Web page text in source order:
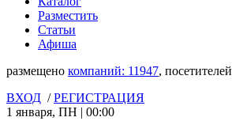
Разместить
Статьи
Афиша
размещено компаний: 11947, посетителей
ВХОД /РЕГИСТРАЦИЯ
1 января, ПН | 00:00